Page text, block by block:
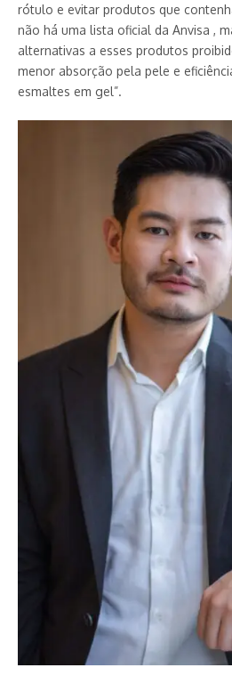
rótulo e evitar produtos que
não há uma lista oficial da Anvisa ,
alternativas a esses produtos
menor absorção pela pele e
esmaltes em gel”.